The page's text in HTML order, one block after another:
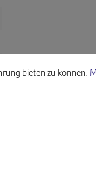
bieten zu können.
bieten zu können.